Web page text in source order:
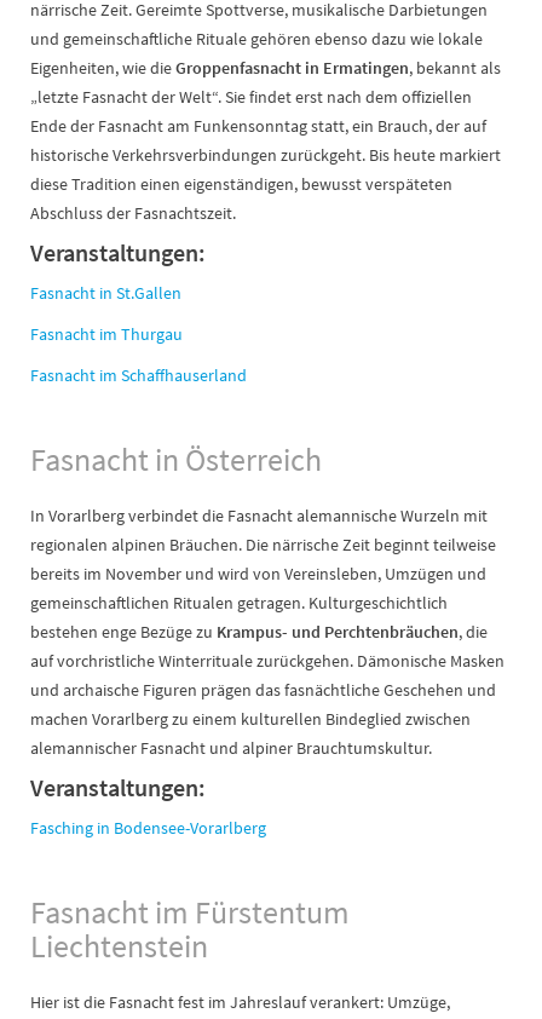
närrische Zeit. Gereimte Spottverse, musikalische Darbietungen
und gemeinschaftliche Rituale gehören ebenso dazu wie lokale
Eigenheiten, wie dieGroppenfasnacht in Ermatingen, bekannt als
„letzte Fasnacht der Welt“. Sie findet erst nach dem offiziellen
Ende der Fasnacht am Funkensonntag statt, ein Brauch, der auf
historische Verkehrsverbindungen zurückgeht. Bis heute markiert
diese Tradition einen eigenständigen, bewusst verspäteten
Abschluss der Fasnachtszeit.
Veranstaltungen:
Fasnacht in St.Gallen
Fasnacht im Thurgau
Fasnacht im Schaffhauserland
Fasnacht in Österreich
In Vorarlberg verbindet die Fasnacht alemannische Wurzeln mit
regionalen alpinen Bräuchen. Die närrische Zeit beginnt teilweise
bereits im November und wird von Vereinsleben, Umzügen und
gemeinschaftlichen Ritualen getragen. Kulturgeschichtlich
bestehen enge Bezüge zu Krampus- und Perchtenbräuchen, die
auf vorchristliche Winterrituale zurückgehen. Dämonische Masken
und archaische Figuren prägen das fasnächtliche Geschehen und
machen Vorarlberg zu einem kulturellen Bindeglied zwischen
alemannischer Fasnacht und alpiner Brauchtumskultur.
Veranstaltungen:
Fasching in Bodensee-Vorarlberg
Fasnacht im Fürstentum
Liechtenstein
Hier ist die Fasnacht fest im Jahreslauf verankert: Umzüge,